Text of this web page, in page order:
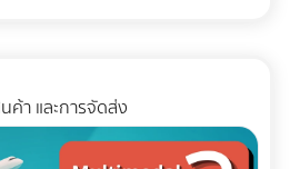
นทานต่อการบรรทุกของที่หนักมาก
ตอบโจทย์: สินค้านำเข้า-ส่งออกที่
รับ/ส่งที่ท่าเรือหรือท่าอากาศยาน),
เหล็กสะพาน, หรือรถยนต์ 3 เช็
งฝั่งรับและฝั่งจ่ายได้ง่าย (Cross-
รระวัง: อาจเกิดความแออัดบริเวณ
และส่งสินค้าพร้อมกันในปริมาณ
SME, ธุรกิจที่มีพื้นที่อาคารจำกัด,
แค่สิ่งที่คุณยื่น แต่ดู "สิ่งที่คนอื่นยื่น
ำคัญคือ... ธุรกิจของคุณพร้อมรับมือ
ในวันที่ข้อมูลทางการเงินทุกเส้น
ค้า และการจัดส่ง